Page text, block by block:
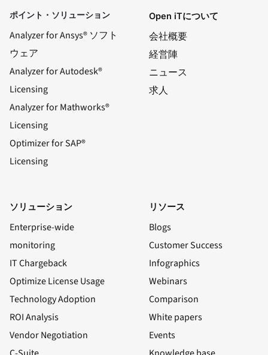
ポイント・ソリューション
Analyzer for Ansys® ソフト
ウェア
Analyzer for Autodesk®
Licensing
Analyzer for Mathworks®
Licensing
Optimizer for SAP®
Licensing
Open iTについて
会社概要
経営陣
ニュース
求人
ソリューション
Enterprise-wide
monitoring
IT Chargeback
Optimize License Usage
Technology Adoption
ROI Analysis
Vendor Negotiation
リソース
Blogs
Customer Success
Infographics
Webinars
Comparison
White papers
Events